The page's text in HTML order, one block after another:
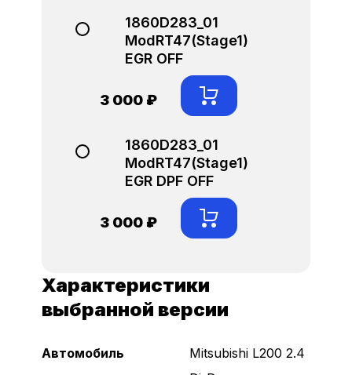
Характеристики
выбранной версии
Автомобиль
Mitsubishi L200 2.4
1860D283_01
ModRT47(Stage1)
EGR OFF
3 000 ₽
1860D283_01
ModRT47(Stage1)
EGR DPF OFF
3 000 ₽